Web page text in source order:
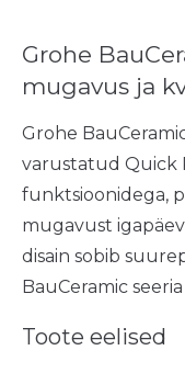
Grohe
mugavus ja
Grohe
varustatud Quick
funktsioonidega,
mugavust
disain sobib
BauCeramic
Toote eelised